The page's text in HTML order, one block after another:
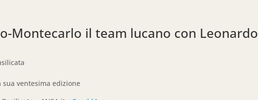
Montecarlo il team lucano con Leonardo
sua ventesima edizione